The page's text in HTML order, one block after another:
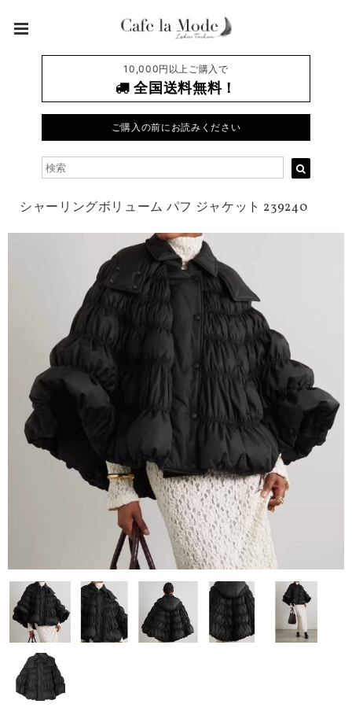
10,000円以上ご購入で
全国送料無料！
ご購入の前にお読みください
シャーリングボリューム パフ ジャケット 239240